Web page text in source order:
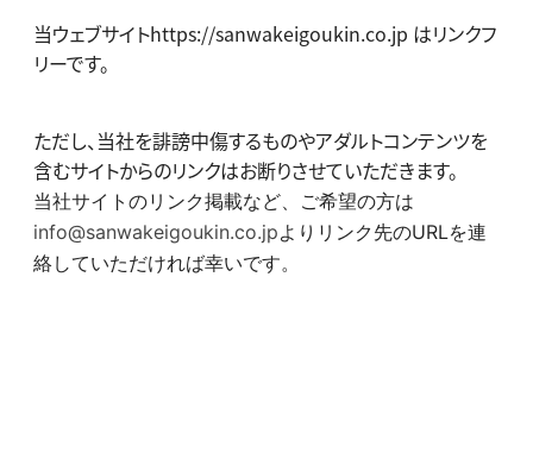
当ウェブサイトhttps://sanwakeigoukin.co.jp はリンクフ
リーです。
ただし、当社を誹謗中傷するものやアダルトコンテンツを
含むサイトからのリンクはお断りさせていただきます。
当社サイトのリンク掲載など、ご希望の方は
info@sanwakeigoukin.co.jpより リンク先のURLを連
絡していただければ幸いです。